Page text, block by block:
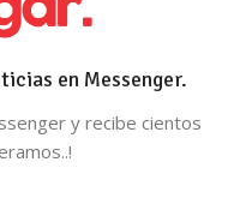
en Messenger.
y recibe cientos